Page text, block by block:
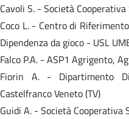
Cavoli S. - Società Cooperativa
Coco L. - Centro di
Dipendenza da gioco - USL
Falco P.A. - ASP1 Agrigento,
Fiorin A. - Dipartimento
Castelfranco Veneto (TV)
Guidi A. - Società Cooperativa